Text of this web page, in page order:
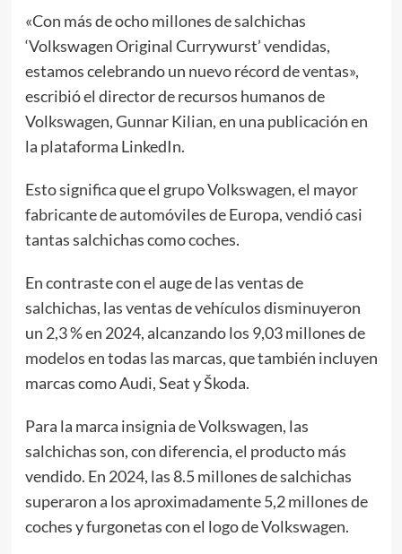
«Con más de ocho millones de salchichas
‘Volkswagen Original Currywurst’ vendidas,
estamos celebrando un nuevo récord de ventas»,
escribió el director de recursos humanos de
Volkswagen, Gunnar Kilian, en una publicación en
la plataforma LinkedIn.
Esto significa que el grupo Volkswagen, el mayor
fabricante de automóviles de Europa, vendió casi
tantas salchichas como coches.
En contraste con el auge de las ventas de
salchichas, las ventas de vehículos disminuyeron
un 2,3 % en 2024, alcanzando los 9,03 millones de
modelos en todas las marcas, que también incluyen
marcas como Audi, Seat y Škoda.
Para la marca insignia de Volkswagen, las
salchichas son, con diferencia, el producto más
vendido. En 2024, las 8.5 millones de salchichas
superaron a los aproximadamente 5,2 millones de
coches y furgonetas con el logo de Volkswagen.